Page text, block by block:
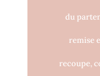
du
remise
recoupe,